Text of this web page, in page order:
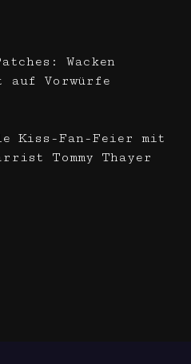
Wacken
auf Vorwürfe
Kiss-Fan-Feier mit
Tommy Thayer